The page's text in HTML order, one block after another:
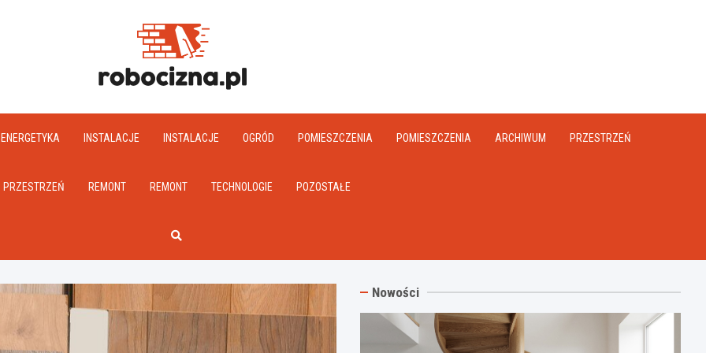
ENERGETYKA INSTALACJE INSTALACJE OGRÓD POMIESZCZENIA POMIESZCZENIA ARCHIWUM PRZESTRZEŃ
PRZESTRZEŃ REMONT REMONT TECHNOLOGIE POZOSTAŁE
Nowości